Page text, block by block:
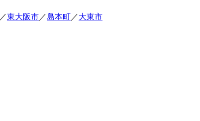
／東大阪市／島本町／大東市